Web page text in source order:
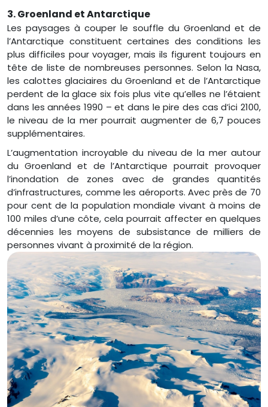
3. Groenland et Antarctique
Les paysages à couper le souffle du Groenland et de
l’Antarctique constituent certaines des conditions les
plus difficiles pour voyager, mais ils figurent toujours en
tête de liste de nombreuses personnes. Selon la Nasa,
les calottes glaciaires du Groenland et de l’Antarctique
perdent de la glace six fois plus vite qu’elles ne l’étaient
dans les années 1990 – et dans le pire des cas d’ici 2100,
le niveau de la mer pourrait augmenter de 6,7 pouces
supplémentaires.
L’augmentation incroyable du niveau de la mer autour
du Groenland et de l’Antarctique pourrait provoquer
l’inondation de zones avec de grandes quantités
d’infrastructures, comme les aéroports. Avec près de 70
pour cent de la population mondiale vivant à moins de
100 miles d’une côte, cela pourrait affecter en quelques
décennies les moyens de subsistance de milliers de
personnes vivant à proximité de la région.